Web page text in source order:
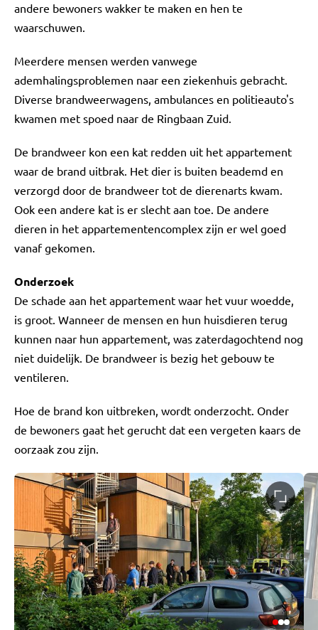
andere bewoners wakker te maken en hen te
waarschuwen.
Meerdere mensen werden vanwege
ademhalingsproblemen naar een ziekenhuis gebracht.
Diverse brandweerwagens, ambulances en politieauto's
kwamen met spoed naar de Ringbaan Zuid.
De brandweer kon een kat redden uit het appartement
waar de brand uitbrak. Het dier is buiten beademd en
verzorgd door de brandweer tot de dierenarts kwam.
Ook een andere kat is er slecht aan toe. De andere
dieren in het appartementencomplex zijn er wel goed
vanaf gekomen.
Onderzoek
De schade aan het appartement waar het vuur woedde,
is groot. Wanneer de mensen en hun huisdieren terug
kunnen naar hun appartement, was zaterdagochtend nog
niet duidelijk. De brandweer is bezig het gebouw te
ventileren.
Hoe de brand kon uitbreken, wordt onderzocht. Onder
de bewoners gaat het gerucht dat een vergeten kaars de
oorzaak zou zijn.